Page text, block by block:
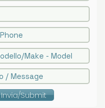
Invia/Submit